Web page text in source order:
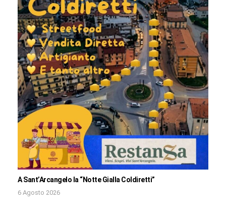
A Sant’Arcangelo la “Notte Gialla Coldiretti”
6 Agosto 2026